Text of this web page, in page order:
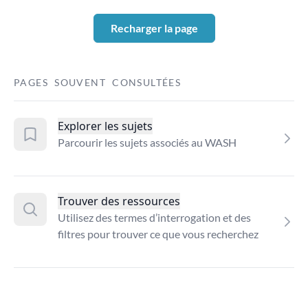
Recharger la page
PAGES SOUVENT CONSULTÉES
Explorer les sujets
Parcourir les sujets associés au WASH
Trouver des ressources
Utilisez des termes d’interrogation et des
filtres pour trouver ce que vous recherchez